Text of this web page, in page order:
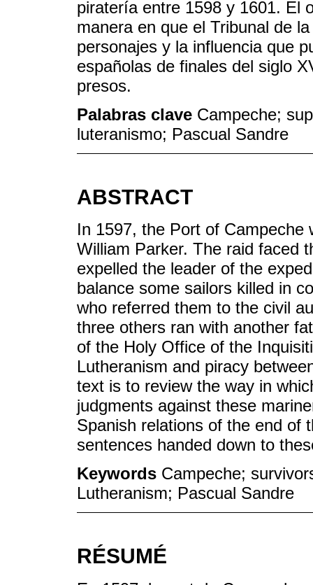
piratería entre 1598 y 1601. El
manera en que el Tribunal de
personajes y la influencia que
españolas de finales del siglo
presos.
Palabras clave Campeche;
luteranismo; Pascual Sandre
ABSTRACT
In 1597, the Port of Campeche
William Parker. The raid faced
expelled the leader of the
balance some sailors killed in
who referred them to the civil
three others ran with another
of the Holy Office of the
Lutheranism and piracy
text is to review the way in
judgments against these
Spanish relations of the end of
sentences handed down to
Keywords Campeche;
Lutheranism; Pascual Sandre
RÉSUMÉ